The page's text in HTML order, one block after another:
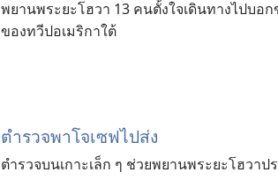
พยานพระยะโฮวา 13 คนตั้งใจเดินทางไปบ
ของทวีปอเมริกาใต้
ตำรวจพาโจเซฟไปส่ง
ตำรวจบนเกาะเล็ก ๆ ช่วยพยานพระยะโฮวาป